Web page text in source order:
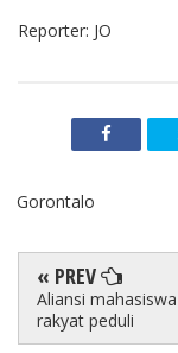
Reporter: JO
Gorontalo
« PREV
Aliansi
rakyat peduli